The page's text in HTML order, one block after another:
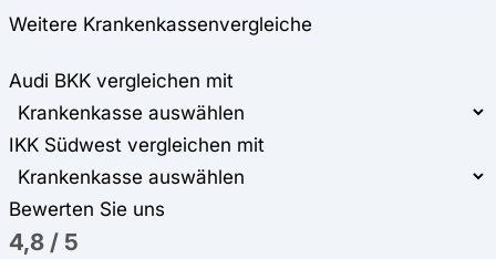
Weitere Krankenkassenvergleiche
Audi BKK vergleichen mit
IKK Südwest vergleichen mit
Bewerten Sie uns
4,8 / 5